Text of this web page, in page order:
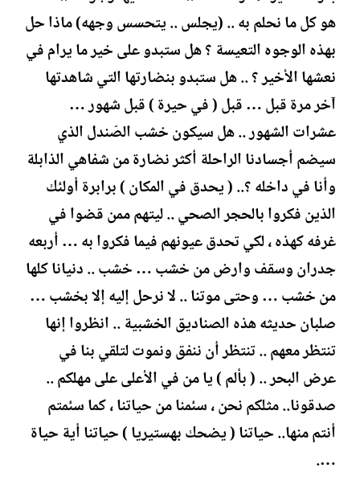
هو كل ما نحلم به .. (يجلس .. يتحسس وجهه) ماذا حل
بهذه الوجوه التعيسة ؟ هل ستبدو على خير ما يرام في
نعشها الأخير ؟ .. هل ستبدو بنضارتها التي شاهدتها
آخر مرة قبل … قبل ( في حيرة ) قبل شهور …
عشرات الشهور .. هل سيكون خشب الصّندل الذي
سيضم أجسادنا الراحلة أكثر نضارة من شفاهي الذابلة
وأنا في داخله ؟.. ( يحدق في المكان ) برابرة أولئك
الذين فكروا بالحجر الصحي .. ليتهم ممن قضوا في
غرفه كهذه ، لكي تحدق عيونهم فيما فكروا به … أربعه
جدران وسقف وارض من خشب … خشب .. دنيانا كلها
من خشب … وحتى موتنا .. لا نرحل إليه إلا بخشب …
صلبان حديثه هذه الصناديق الخشبية .. انظروا إنها
تنتظر معهم .. تنتظر أن ننفق ونموت لتلقي بنا في
عرض البحر .. ( بألم ) يا من في الأعلى على مهلكم ..
صدقونا.. مثلكم نحن ، سئمنا من حياتنا ، كما سئمتم
أنتم منها.. حياتنا ( يضحك بهستيريا ) حياتنا أية حياة
….